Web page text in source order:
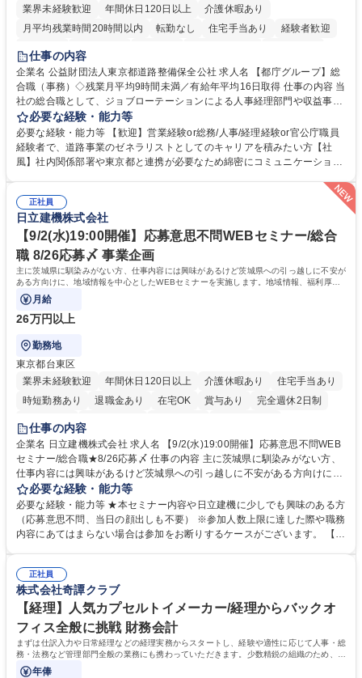
業界未経験歓迎
年間休日120日以上
介護休暇あり
月平均残業時間20時間以内
転勤なし 住宅手当あり
経験者歓迎
研修あり
退職金あり
駅近5分以内
資格取得手当あり 食事補助あり
仕事の内容
企業名 公益財団法人東京都道路整備保全公社 求人名 【都庁グループ】総
合職（事務）◇残業月平均9時間未満／有給年平均16日取得 仕事の内容 当
社の総合職として、ジョブローテーションによる人事経理部門や収益事業
等のフロント部門の部署等幅広い部署での業務をお任せいたします。研修
制度やキャリア支援が充実しております！ ※下記業務詳細 【業務詳細】■
管理部門：広報、人事、経理など当公社の運営に係る管理業務 ■収益部
門：駐車場の新規開拓、管理運営、新宿駅西口広場の「イベントコーナ
密集地域の特定整備路線の用地取得、道路に関する普及啓発事業、都内の
道路施設や道路工事現場の見学ツアー事業 ※入社後は上記いずれかの部門
へ配属。※業務内容変更の範囲：会社の定める業務 募集職種 【都庁グル
ープ】総合職（事務）◇残業月平均9時間未満／有給年平均16日取得
必要な経験・能力等
必要な経験・能力等 【歓迎】営業経験or総務/人事/経理経験or官公庁職員
経験者で、道路事業のゼネラリストとしてのキャリアを積みたい方【社
風】社内関係部署や東京都と連携が必要なため綿密にコミュニケーション
は、駐車場の管理運営や道路用地の取得、公益財団法人の中枢を担う管理
部門など多岐に渡る業務を経験できます。 ■様々なプロジェクト：駐車場
事業の他、新宿駅西口広場内に設置された照明を兼ねた広告「ブライトサ
イン」の管理運営を行うなど、事業収益を生み出す活動を積極的に行って
います。 学歴・資格 学歴：大学院 大学 高専 短大 専修学校 高校 語学力：
資格：
正社員
日立建機株式会社
【9/2(水)19:00開催】応募意思不問WEBセミナー/総合
職 8/26応募〆 事業企画
主に茨城県に馴染みがない方、仕事内容には興味があるけど茨城県への引っ越しに不安が
ある方向けに、地域情報を中心としたWEBセミナーを実施します。地域情報、福利厚生
情報等をお伝えします。
月給
26万円以上
勤務地
東京都台東区
業界未経験歓迎
年間休日120日以上 介護休暇あり
住宅手当あり
時短勤務あり
退職金あり 在宅OK 賞与あり
完全週休2日制
交通費支給
仕事の内容
企業名 日立建機株式会社 求人名 【9/2(水)19:00開催】応募意思不問WEB
セミナー/総合職★8/26応募〆 仕事の内容 主に茨城県に馴染みがない方、
仕事内容には興味があるけど茨城県への引っ越しに不安がある方向けに、
地域情報を中心としたWEBセミナーを実施します。地域情報、福利厚生情
報等をお伝えします。 【セミナー内容】■地域説明、周辺施設情報を中心
にお伝えし、住宅相場や実際に社員がどの地域に住んでどのような生活を
しているのかについてもお伝えします。日立建機には借上げ部屋制度、住
参加時のお顔出しも不要です。ぜひ、お気軽にエントリーください。 募集
職種 【9/2(水)19:00開催】応募意思不問WEBセミナー/総合職★8/26応募
〆
必要な経験・能力等
必要な経験・能力等 ★本セミナー内容や日立建機に少しでも興味のある方
（応募意思不問、当日の顔出しも不要） ※参加人数上限に達した際や職務
内容にあてはまらない場合は参加をお断りするケースがございます。 【主
格：正社員
株式会社奇譚クラブ
【経理】人気カプセルトイメーカー/経理からバックオ
フィス全般に挑戦 財務会計
まずは仕訳入力や日常経理などの経理実務からスタートし、経験や適性に応じて人事・総
務・法務など管理部門全般の業務にも携わっていただきます。少数精鋭の組織のため、管
理部門責任者のもとで幅広い実務経験を
年俸